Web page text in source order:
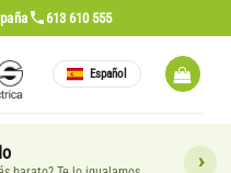
613 610 555
Español